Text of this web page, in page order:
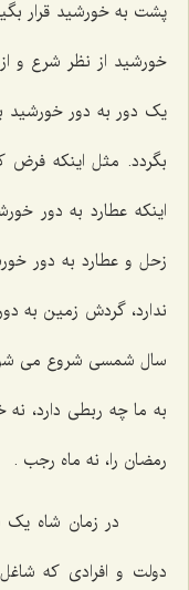
پشت به خورشید قرار
خورشید از نظر شرع و
یک دور به دور خورشید
بگردد. مثل اینکه فرض
اینکه عطارد به دور
زحل و عطارد به دور
ندارد، گردش زمین به
سال شمسی شروع می
به ما چه ربطی دارد، نه
رمضان را، نه ماه رجب .
در زمان شاه یک
دولت و افرادی که